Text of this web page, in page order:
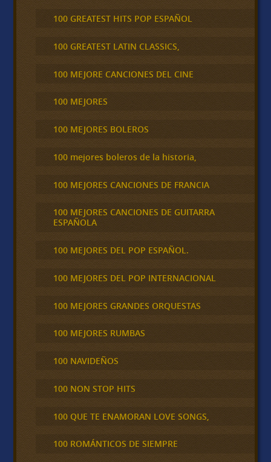
100 GREATEST HITS POP ESPAÑOL
100 GREATEST LATIN CLASSICS,
100 MEJORE CANCIONES DEL CINE
100 MEJORES
100 MEJORES BOLEROS
100 mejores boleros de la historia,
100 MEJORES CANCIONES DE FRANCIA
100 MEJORES CANCIONES DE GUITARRA
ESPAÑOLA
100 MEJORES DEL POP ESPAÑOL.
100 MEJORES DEL POP INTERNACIONAL
100 MEJORES GRANDES ORQUESTAS
100 MEJORES RUMBAS
100 NAVIDEÑOS
100 NON STOP HITS
100 QUE TE ENAMORAN LOVE SONGS,
100 ROMÁNTICOS DE SIEMPRE